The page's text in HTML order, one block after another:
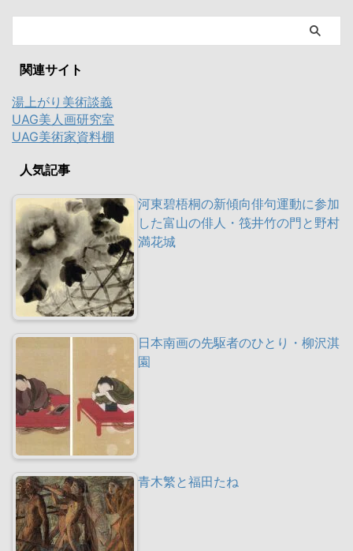
関連サイト
湯上がり美術談義
UAG美人画研究室
UAG美術家資料棚
人気記事
河東碧梧桐の新傾向俳句運動に参加
した富山の俳人・筏井竹の門と野村
満花城
日本南画の先駆者のひとり・柳沢淇
園
青木繁と福田たね